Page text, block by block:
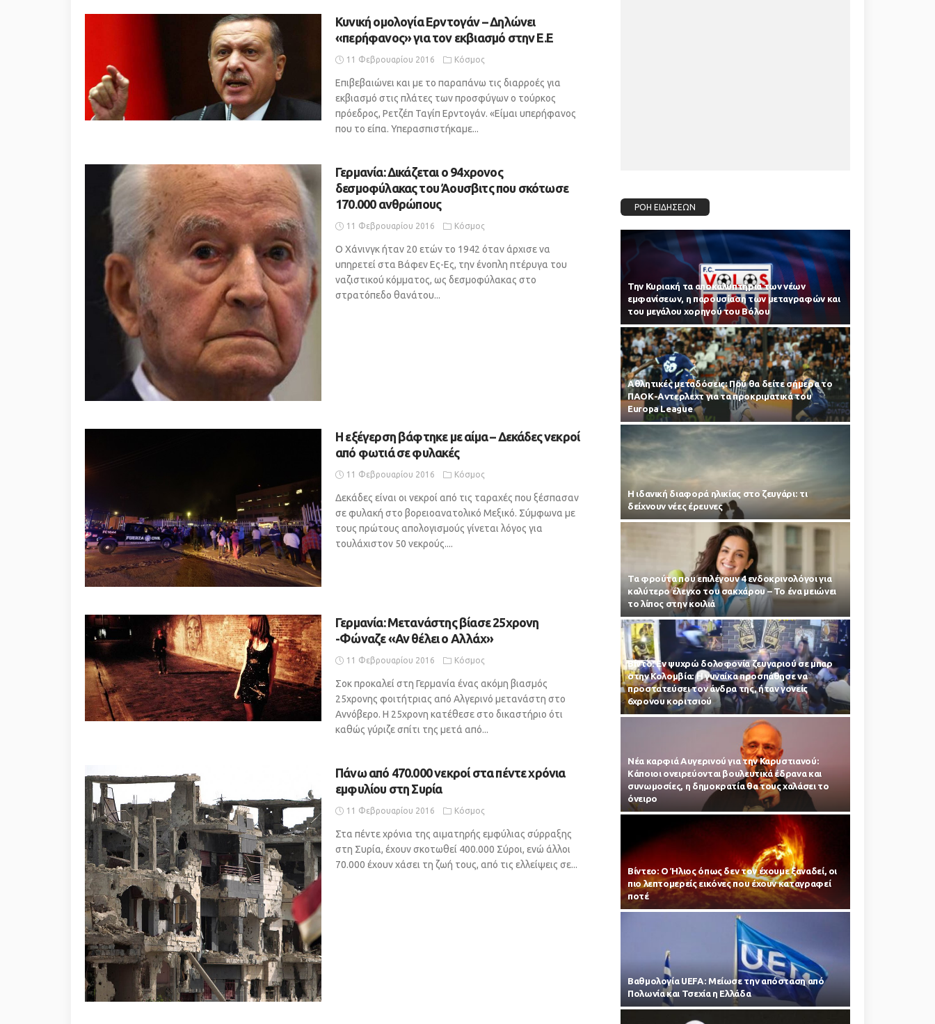
Κυνική ομολογία Ερντογάν – Δηλώνει
«περήφανος» για τον εκβιασμό στην Ε.Ε
11 Φεβρουαρίου 2016 Κόσμος
Επιβεβαιώνει και με το παραπάνω τις διαρροές για
εκβιασμό στις πλάτες των προσφύγων ο τούρκος
πρόεδρος, Ρετζέπ Ταγίπ Ερντογάν. «Είμαι υπερήφανος
που το είπα. Υπερασπιστήκαμε...
Γερμανία: Δικάζεται ο 94χρονος
δεσμοφύλακας του Άουσβιτς που σκότωσε
170.000 ανθρώπους
11 Φεβρουαρίου 2016 Κόσμος
Ο Χάνινγκ ήταν 20 ετών το 1942 όταν άρχισε να
υπηρετεί στα Βάφεν Ες-Ες, την ένοπλη πτέρυγα του
ναζιστικού κόμματος, ως δεσμοφύλακας στο
στρατόπεδο θανάτου...
Η εξέγερση βάφτηκε με αίμα – Δεκάδες νεκροί
από φωτιά σε φυλακές
11 Φεβρουαρίου 2016 Κόσμος
Δεκάδες είναι οι νεκροί από τις ταραχές που ξέσπασαν
σε φυλακή στο βορειοανατολικό Μεξικό. Σύμφωνα με
τους πρώτους απολογισμούς γίνεται λόγος για
τουλάχιστον 50 νεκρούς....
Γερμανία: Μετανάστης βίασε 25χρονη
-Φώναζε «Αν θέλει ο Αλλάχ»
11 Φεβρουαρίου 2016 Κόσμος
Σοκ προκαλεί στη Γερμανία ένας ακόμη βιασμός
25χρονης φοιτήτριας από Αλγερινό μετανάστη στο
Αννόβερο. Η 25χρονη κατέθεσε στο δικαστήριο ότι
καθώς γύριζε σπίτι της μετά από...
Πάνω από 470.000 νεκροί στα πέντε χρόνια
εμφυλίου στη Συρία
11 Φεβρουαρίου 2016 Κόσμος
Στα πέντε χρόνια της αιματηρής εμφύλιας σύρραξης
στη Συρία, έχουν σκοτωθεί 400.000 Σύροι, ενώ άλλοι
70.000 έχουν χάσει τη ζωή τους, από τις ελλείψεις σε...
ΡΟΗ ΕΙΔΗΣΕΩΝ
Την Κυριακή τα αποκαλυπτήρια των νέων
εμφανίσεων, η παρουσίαση των μεταγραφών και
του μεγάλου χορηγού του Βόλου
Αθλητικές μεταδόσεις: Πού θα δείτε σήμερα το
ΠΑΟΚ-Αντερλεχτ για τα προκριματικά του
Europa League
Η ιδανική διαφορά ηλικίας στο ζευγάρι: τι
δείχνουν νέες έρευνες
Τα φρούτα που επιλέγουν 4 ενδοκρινολόγοι για
καλύτερο έλεγχο του σακχάρου – Το ένα μειώνει
το λίπος στην κοιλιά
Βίντο: Εν ψυχρώ δολοφονία ζευγαριού σε μπαρ
στην Κολομβία: Η γυναίκα προσπάθησε να
προστατεύσει τον άνδρα της, ήταν γονείς
6χρονου κοριτσιού
Νέα καρφιά Αυγερινού για την Καρυστιανού:
Kάποιοι ονειρεύονται βουλευτικά έδρανα και
συνωμοσίες, η δημοκρατία θα τους χαλάσει το
όνειρο
Βίντεο: Ο Ήλιος όπως δεν τον έχουμε ξαναδεί, οι
πιο λεπτομερείς εικόνες που έχουν καταγραφεί
ποτέ
Βαθμολογία UEFA: Μείωσε την απόσταση από
Πολωνία και Τσεχία η Ελλάδα